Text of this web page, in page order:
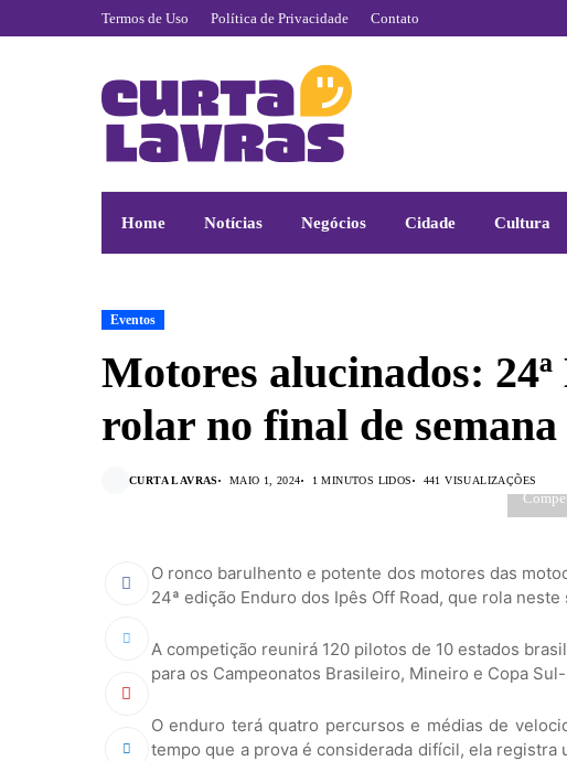
Termos de Uso Política de Privacidade Contato
Home Notícias Negócios Cidade Cultura
Eventos
Motores alucinados:
rolar no final de semana
CURTA LAVRAS MAIO 1, 2024 1 MINUTOS LIDOS 441 VISUALIZAÇÕES
O ronco barulhento e potente dos motores das
24ª edição Enduro dos Ipês Off Road, que rola
A competição reunirá 120 pilotos de 10 estados
para os Campeonatos Brasileiro, Mineiro e Copa
O enduro terá quatro percursos e médias de
tempo que a prova é considerada difícil, ela